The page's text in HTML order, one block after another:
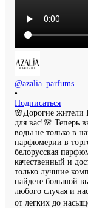
@azalia_parfums
•
Подписаться
🌸Дорогие жители
для вас!🌸 Теперь
воды не только в
парфюмерии в
белорусская
качественный и
только лучшие
найдете большой
любого случая и
от легких до